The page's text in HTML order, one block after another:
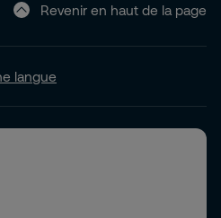
Revenir en haut de la page
langue